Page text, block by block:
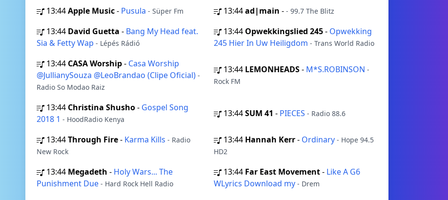
13:44Apple Music- Pusula - Süper Fm 13:44ad|main - - 99.7 The Blitz
13:44 David Guetta - Bang My Head feat.
Sia & Fetty Wap - Lépés Rádió
13:44 Opwekkingslied 245- Opwekking
245 Hier In Uw Heiligdom - Trans World Radio
13:44 CASA Worship- Casa Worship
@JullianySouza @LeoBrandao (Clipe Oficial) -
Radio So Modao Raiz
13:44 LEMONHEADS- M*S.ROBINSON -
Rock FM
13:44 Christina Shusho- Gospel Song
2018 1 - HoodRadio Kenya
13:44SUM 41 - PIECES - Radio 88.6
13:44Through Fire- Karma Kills - Radio
New Rock
13:44 Hannah Kerr- Ordinary - Hope 94.5
HD2
13:44 Megadeth - Holy Wars... The
Punishment Due - Hard Rock Hell Radio
13:44 Far East Movement- Like A G6
WLyrics Download my - Drem